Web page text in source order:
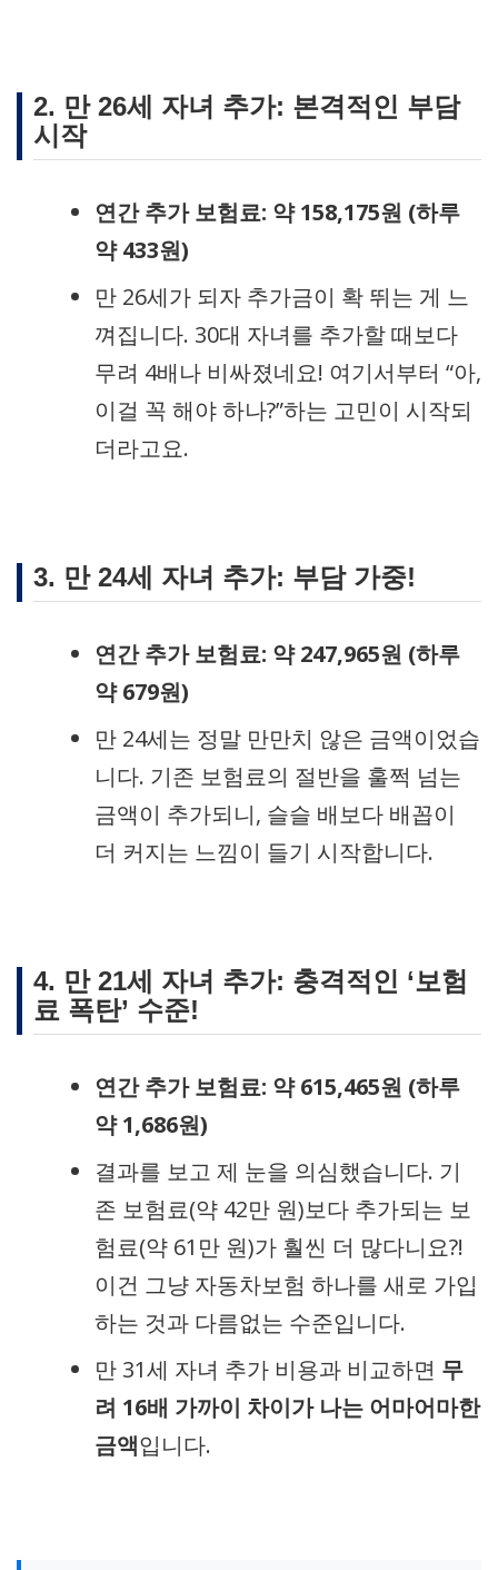
2. 만 26세 자녀 추가: 본격적인 부담
시작
연간 추가 보험료: 약 158,175원 (하루
약 433원)
만 26세가 되자 추가금이 확 뛰는 게 느
껴집니다. 30대 자녀를 추가할 때보다
무려 4배나 비싸졌네요! 여기서부터 “아,
이걸 꼭 해야 하나?”하는 고민이 시작되
더라고요.
3. 만 24세 자녀 추가: 부담 가중!
연간 추가 보험료: 약 247,965원 (하루
약 679원)
만 24세는 정말 만만치 않은 금액이었습
니다. 기존 보험료의 절반을 훌쩍 넘는
금액이 추가되니, 슬슬 배보다 배꼽이
더 커지는 느낌이 들기 시작합니다.
4. 만 21세 자녀 추가: 충격적인 ‘보험
료 폭탄’ 수준!
연간 추가 보험료: 약 615,465원 (하루
약 1,686원)
결과를 보고 제 눈을 의심했습니다. 기
존 보험료(약 42만 원)보다 추가되는 보
험료(약 61만 원)가 훨씬 더 많다니요?!
이건 그냥 자동차보험 하나를 새로 가입
하는 것과 다름없는 수준입니다.
만 31세 자녀 추가 비용과 비교하면 무
려 16배 가까이 차이가 나는 어마어마한
금액입니다.